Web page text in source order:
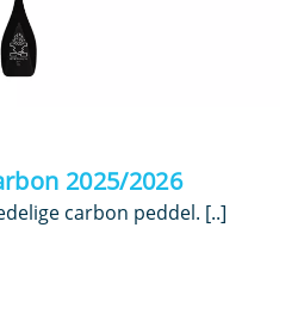
€ 229,00.
2025/2026
carbon peddel. [..]